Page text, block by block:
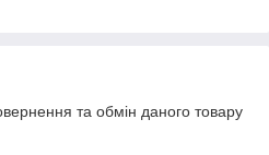
та обмін даного товару